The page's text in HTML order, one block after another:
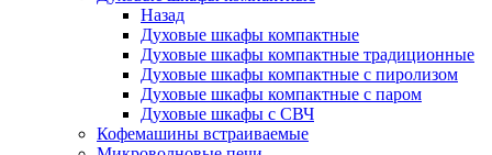
Назад
Духовые шкафы компактные
Духовые шкафы компактные традиционные
Духовые шкафы компактные с пиролизом
Духовые шкафы компактные с паром
Духовые шкафы с СВЧ
Кофемашины встраиваемые